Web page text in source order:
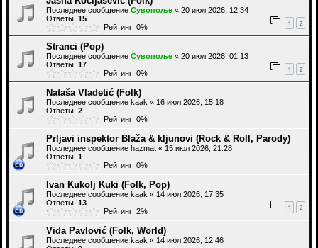
Последнее сообщение Сувопоље « 20 июл 2026, 12:34
Ответы: 15 1 2
Рейтинг: 0%
Stranci (Pop)
Последнее сообщение Сувопоље « 20 июл 2026, 01:13
Ответы: 17 1 2
Рейтинг: 0%
Nataša Vladetić (Folk)
Последнее сообщение kaak « 16 июл 2026, 15:18
Ответы: 2
Рейтинг: 0%
Prljavi inspektor Blaža & kljunovi (Rock & Roll, Parody)
Последнее сообщение hazmat « 15 июл 2026, 21:28
Ответы: 1
Рейтинг: 0%
Ivan Kukolj Kuki (Folk, Pop)
Последнее сообщение kaak « 14 июл 2026, 17:35
Ответы: 13 1 2
Рейтинг: 2%
Vida Pavlović (Folk, World)
Последнее сообщение kaak « 14 июл 2026, 12:46